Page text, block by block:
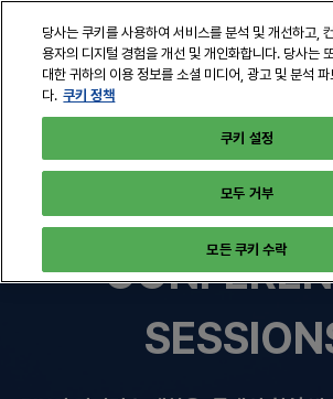
2026년 10월 28-30일
서울, 코엑스
당사는 쿠키를 사용하여 서비스를 분석 및 개선하고,
용자의 디지털 경험을 개선 및 개인화합니다. 당사는
대한 귀하의 이용 정보를 소셜 미디어, 광고 및 분석 파
다. 쿠키 정책
쿠키 설정
모두 거부
모든 쿠키 수락